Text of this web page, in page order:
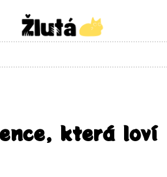
která loví